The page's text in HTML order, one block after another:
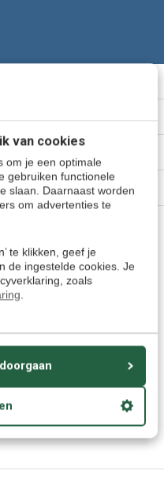
van cookies
om je een optimale
gebruiken functionele
slaan. Daarnaast worden
om advertenties te
te klikken, geef je
de ingestelde cookies. Je
zoals
.